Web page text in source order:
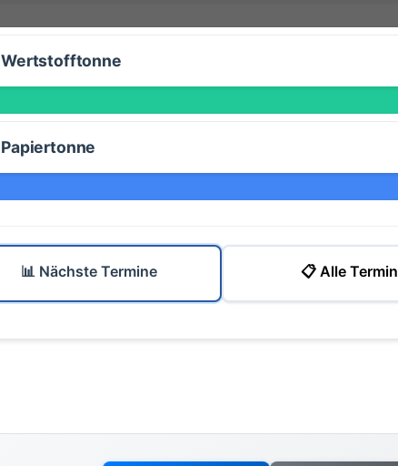
Wertstofftonne
Papiertonne
📊 Nächste Termine 📋 Alle